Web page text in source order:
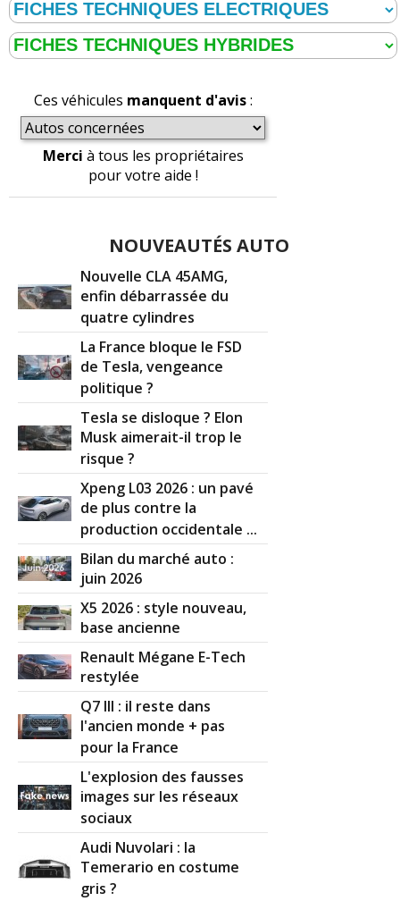
Ces véhicules manquent d'avis:
Merci à tous les propriétaires
pour votre aide !
NOUVEAUTÉS AUTO
Nouvelle CLA 45AMG,
enfin débarrassée du
quatre cylindres
La France bloque le FSD
de Tesla, vengeance
politique ?
Tesla se disloque ? Elon
Musk aimerait-il trop le
risque ?
Xpeng L03 2026 : un pavé
de plus contre la
production occidentale ...
Bilan du marché auto :
juin 2026
X5 2026 : style nouveau,
base ancienne
Renault Mégane E-Tech
restylée
Q7 III : il reste dans
l'ancien monde + pas
pour la France
L'explosion des fausses
images sur les réseaux
sociaux
Audi Nuvolari : la
Temerario en costume
gris ?